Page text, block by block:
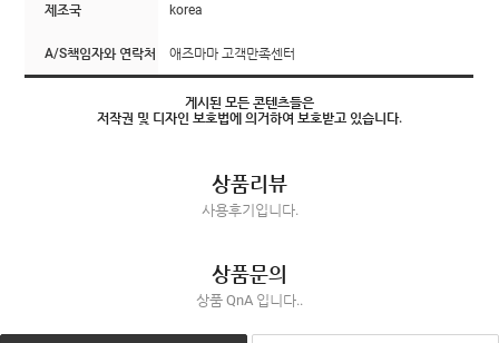
제조국 korea
A/S책임자와 연락처 애즈마마 고객만족센터
게시된 모든 콘텐츠들은
저작권 및 디자인 보호법에 의거하여 보호받고 있습니다.
상품리뷰
사용후기입니다.
상품문의
상품 QnA 입니다..